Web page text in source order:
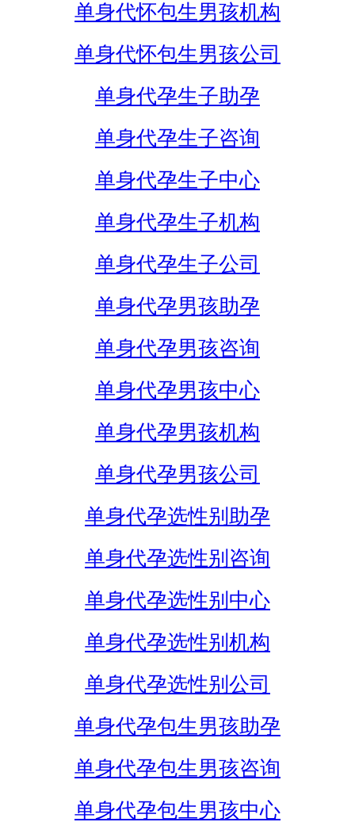
单身代怀包生男孩机构
单身代怀包生男孩公司
单身代孕生子助孕
单身代孕生子咨询
单身代孕生子中心
单身代孕生子机构
单身代孕生子公司
单身代孕男孩助孕
单身代孕男孩咨询
单身代孕男孩中心
单身代孕男孩机构
单身代孕男孩公司
单身代孕选性别助孕
单身代孕选性别咨询
单身代孕选性别中心
单身代孕选性别机构
单身代孕选性别公司
单身代孕包生男孩助孕
单身代孕包生男孩咨询
单身代孕包生男孩中心